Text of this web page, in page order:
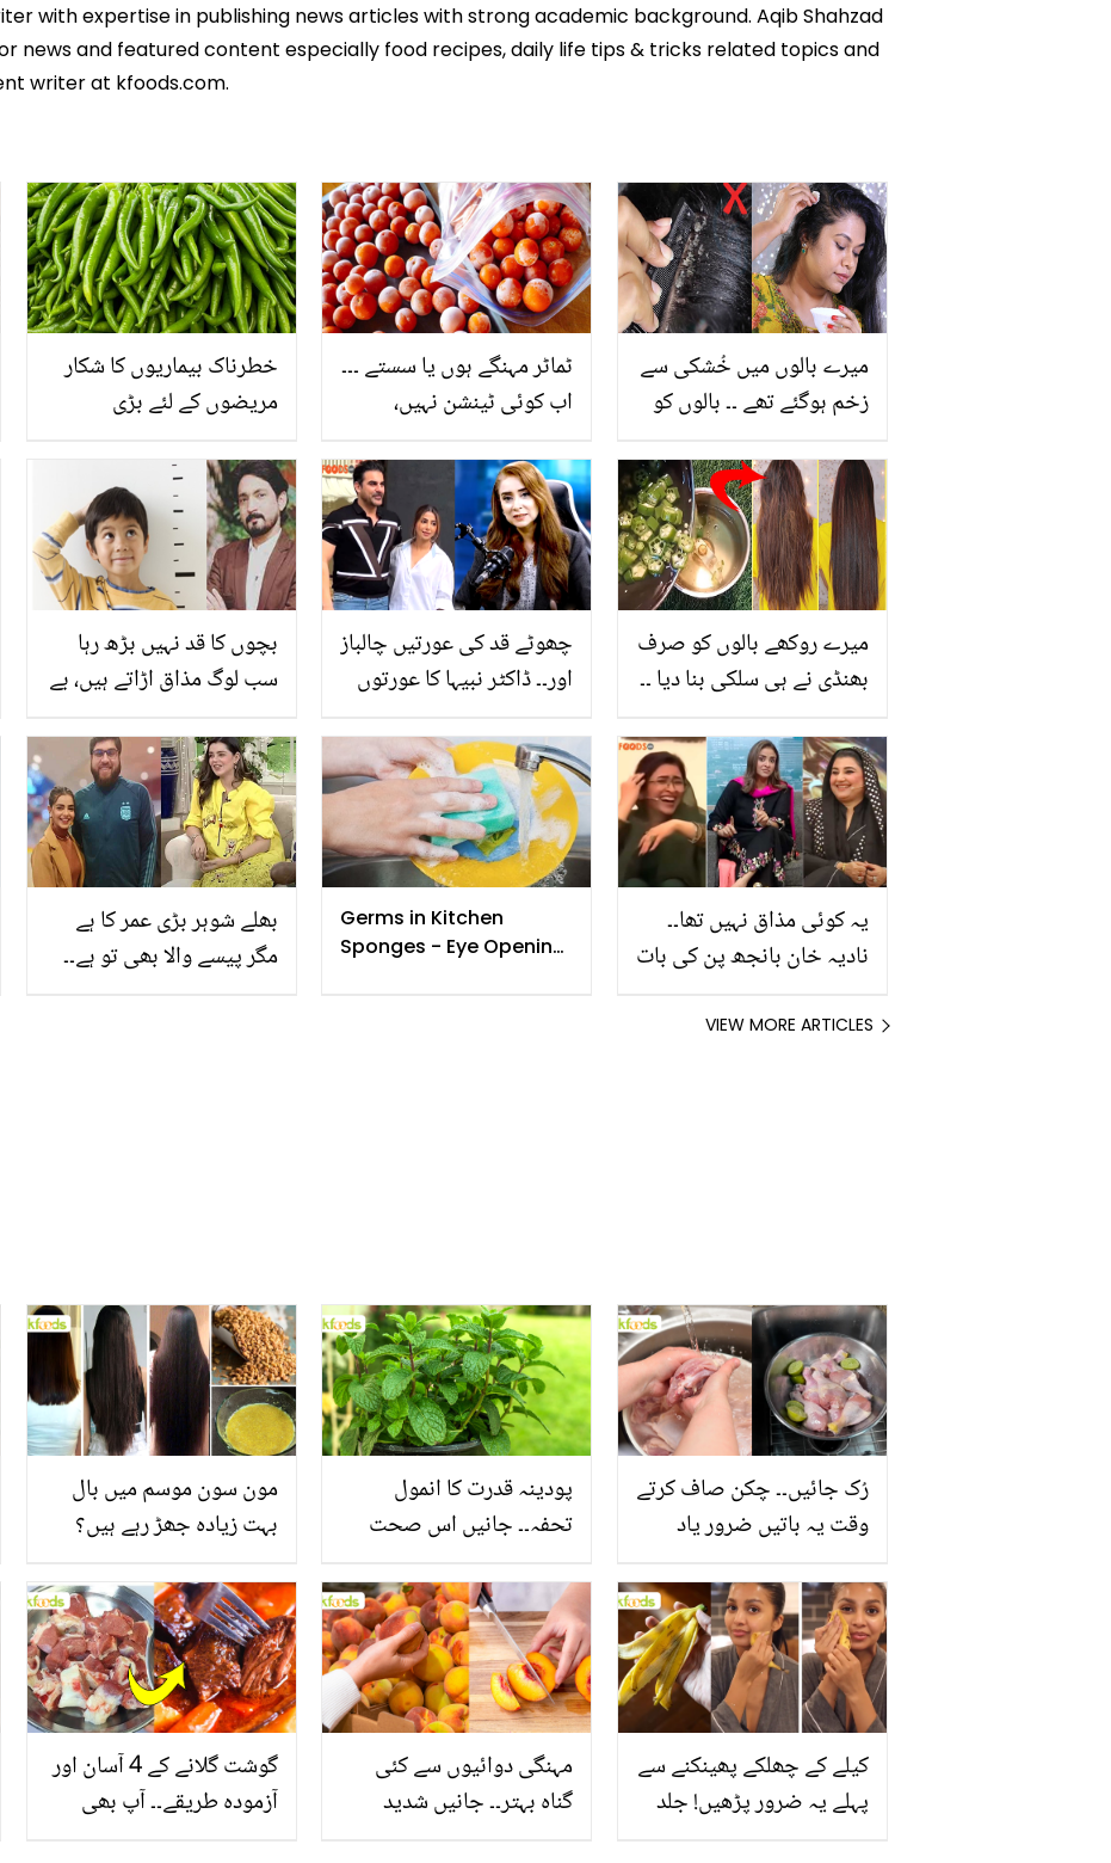
with expertise in publishing news articles with strong academic background. Aqib Shahzad
news and featured content especially food recipes, daily life tips & tricks related topics and
writer at kfoods.com.
خطرناک بیماریوں کا شکار
مریضوں کے لئے بڑی
کھانے کے یہ قیمتی فوائد
جان لیں تاکہ بڑی مشکل سے
بچ سکیں
ٹماٹر مہنگے ہوں یا سستے ۔۔۔
اب کوئی ٹینشن نہیں،
تک محفوظ رکھنے کے 4
آسان طریقے
میرے بالوں میں خُشکی سے
زخم ہوگئے تھے ۔۔ بالوں کو
چند ایسے طریقے جو
خشکی کو ختم کرنے میں
مدد دیتے ہیں
بچوں کا قد نہیں بڑھ رہا
سب لوگ مذاق اڑاتے ہیں، بے
بتادیا ایسا نسخۃ جو لڑکے
اور لڑکیوں دونوں کے
بہترین، 20 سال کے بعد
بھی قد بڑھائیں
چھوٹے قد کی عورتیں چالباز
اور۔۔ ڈاکٹر نبیہا کا عورتوں
بیان ! صارفین نے کھری
کھری سنا دیں
میرے روکھے بالوں کو صرف
بھنڈی نے ہی سلکی بنا دیا ۔۔
بڑھانے، گنج پن سے بچانے
اور انہیں سیدھا کرنے میں
مدد دیتی ہے؟
بھلے شوہر بڑی عمر کا ہے
مگر پیسے والا بھی تو ہے۔۔
Germs in Kitchen
Sponges - Eye Opening
یہ کوئی مذاق نہیں تھا۔۔
نادیہ خان بانجھ پن کی بات
خان کے قہقہے لگانے پر سیخ
VIEW MORE ARTICLES
مون سون موسم میں بال
بہت زیادہ جھڑ رہے ہیں؟
بنانے کے چند قدرتی طریقے
پودینہ قدرت کا انمول
تحفہ۔۔ جانیں اس صحت
انگیز طبی فوائد
رُک جائیں۔۔ چکن صاف کرتے
وقت یہ باتیں ضرور یاد
گوشت گلانے کے 4 آسان اور
آزمودہ طریقے۔۔ آپ بھی
مہنگی دوائیوں سے کئی
گناہ بہتر۔۔ جانیں شدید
کیلے کے چھلکے پھینکنے سے
پہلے یہ ضرور پڑھیں! جلد